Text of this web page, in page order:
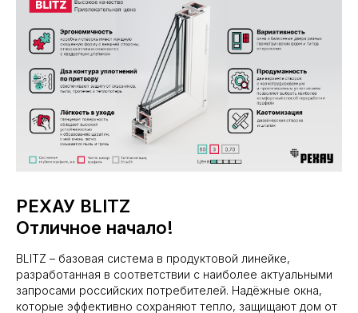
РЕХАУ BLITZ
Отличное начало!
BLITZ – базовая система в продуктовой линейке,
разработанная в соответствии с наиболее актуальными
запросами российских потребителей. Надёжные окна,
которые эффективно сохраняют тепло, защищают дом от